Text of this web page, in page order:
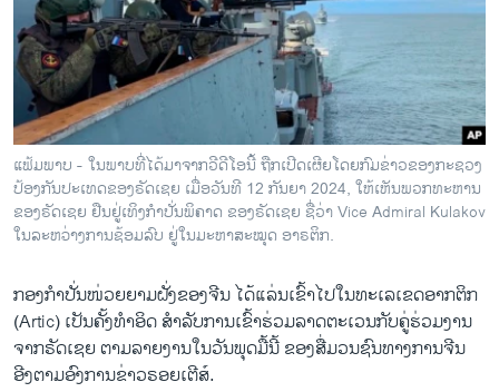
ທຸລະກິດ
ພາສາອັງກິດ
ວີດີໂອ
ສຽງ
ລາຍການກະຈາຍສຽງ
ລາຍງານ
ຕິດຕາມພວກເຮົາ ທີ່
ພາສາຕ່າງໆ
ແຟ້ມພາບ - ໃນພາບທີ່ໄດ້ມາຈາກວີດີໂອນີ້ ຖືກເປີດເຜີຍໂດຍກົມຂ່າວຂອງກະຊວງ
ປ້ອງກັນປະເທດຂອງຣັດເຊຍ ເມື່ອວັນທີ 12 ກັນຍາ 2024, ໃຫ້ເຫັນພວກທະຫານ
ຂອງຣັດເຊຍ ຢືນຢູ່ເທິງກຳປັ່ນພິຄາດ ຂອງຣັດເຊຍ ຊື່ວ່າ Vice Admiral Kulakov
ໃນລະຫວ່າງການຊ້ອມລົບ ຢູ່ໃນມະຫາສະໝຸດ ອາຣຕິກ.
ກອງກຳປັ່ນໜ່ວຍຍາມຝັ່ງຂອງຈີນ ໄດ້ແລ່ນເຂົ້າໄປໃນທະເລເຂດອາກຕິກ
(Artic) ເປັນຄັ້ງທຳອິດ ສຳລັບການເຂົ້າຮ່ວມລາດຕະເວນກັບຄູ່ຮ່ວມງານ
ຈາກຣັດເຊຍ ຕາມລາຍງານໃນວັນພຸດມື້ນີ້ ຂອງສື່ມວນຊົນທາງການຈີນ
ອີງຕາມອົງການຂ່າວຣອຍເຕີສ໌.